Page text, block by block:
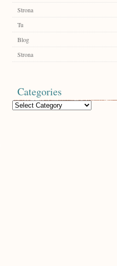
Strona
Tu
Blog
Strona
Categories
Categories